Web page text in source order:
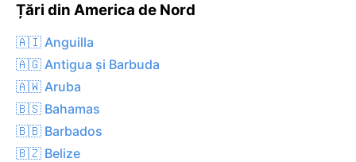
Țări din America de Nord
🇦🇮 Anguilla
🇦🇬 Antigua și Barbuda
🇦🇼 Aruba
🇧🇸 Bahamas
🇧🇧 Barbados
🇧🇿 Belize